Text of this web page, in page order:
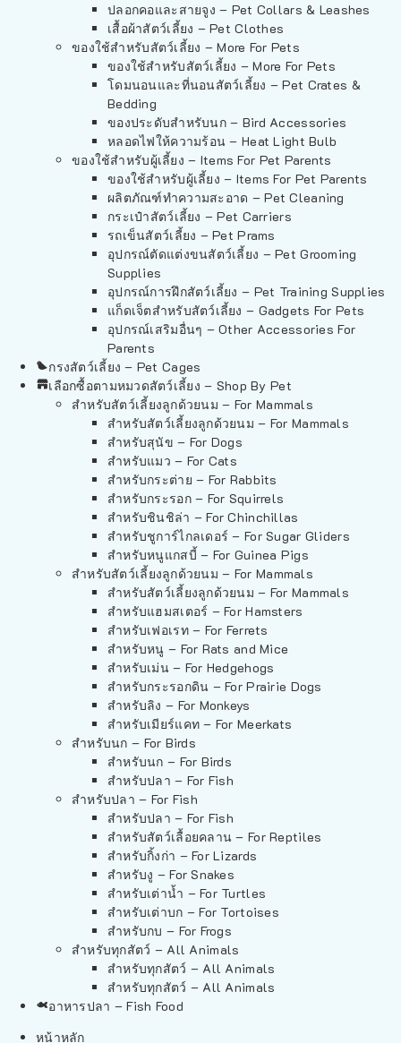
ปลอกคอและสายจูง – Pet Collars & Leashes
เสื้อผ้าสัตว์เลี้ยง – Pet Clothes
ของใช้สำหรับสัตว์เลี้ยง – More For Pets
ของใช้สำหรับสัตว์เลี้ยง – More For Pets
โดมนอนและที่นอนสัตว์เลี้ยง – Pet Crates &
Bedding
ของประดับสำหรับนก – Bird Accessories
หลอดไฟให้ความร้อน – Heat Light Bulb
ของใช้สำหรับผู้เลี้ยง – Items For Pet Parents
ของใช้สำหรับผู้เลี้ยง – Items For Pet Parents
ผลิตภัณฑ์ทำความสะอาด – Pet Cleaning
กระเป๋าสัตว์เลี้ยง – Pet Carriers
รถเข็นสัตว์เลี้ยง – Pet Prams
อุปกรณ์ตัดแต่งขนสัตว์เลี้ยง – Pet Grooming
Supplies
อุปกรณ์การฝึกสัตว์เลี้ยง – Pet Training Supplies
แก็ดเจ็ตสำหรับสัตว์เลี้ยง – Gadgets For Pets
อุปกรณ์เสริมอื่นๆ – Other Accessories For
Parents
กรงสัตว์เลี้ยง – Pet Cages
เลือกซื้อตามหมวดสัตว์เลี้ยง – Shop By Pet
สำหรับสัตว์เลี้ยงลูกด้วยนม – For Mammals
สำหรับสัตว์เลี้ยงลูกด้วยนม – For Mammals
สำหรับสุนัข – For Dogs
สำหรับแมว – For Cats
สำหรับกระต่าย – For Rabbits
สำหรับกระรอก – For Squirrels
สำหรับชินชิล่า – For Chinchillas
สำหรับชูการ์ไกลเดอร์ – For Sugar Gliders
สำหรับหนูแกสบี้ – For Guinea Pigs
สำหรับสัตว์เลี้ยงลูกด้วยนม – For Mammals
สำหรับสัตว์เลี้ยงลูกด้วยนม – For Mammals
สำหรับแฮมสเตอร์ – For Hamsters
สำหรับเฟอเรท – For Ferrets
สำหรับหนู – For Rats and Mice
สำหรับเม่น – For Hedgehogs
สำหรับกระรอกดิน – For Prairie Dogs
สำหรับลิง – For Monkeys
สำหรับเมียร์แคท – For Meerkats
สำหรับนก – For Birds
สำหรับนก – For Birds
สำหรับปลา – For Fish
สำหรับปลา – For Fish
สำหรับปลา – For Fish
สำหรับสัตว์เลื้อยคลาน – For Reptiles
สำหรับกิ้งก่า – For Lizards
สำหรับงู – For Snakes
สำหรับเต่าน้ำ – For Turtles
สำหรับเต่าบก – For Tortoises
สำหรับกบ – For Frogs
สำหรับทุกสัตว์ – All Animals
สำหรับทุกสัตว์ – All Animals
สำหรับทุกสัตว์ – All Animals
อาหารปลา – Fish Food
หน้าหลัก